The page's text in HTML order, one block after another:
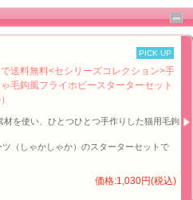
PICK UP
送料無料<セシリーズコレクション>手
毛鉤風フライホビースターターセット
材を使い、ひとつひとつ手作りした猫用毛鉤
（しゃかしゃか）のスターターセットで
価格:1,030円(税込)